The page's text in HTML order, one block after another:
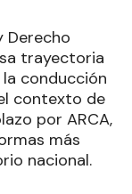
Derecho
trayectoria
conducción
contexto de
por ARCA,
más
nacional.